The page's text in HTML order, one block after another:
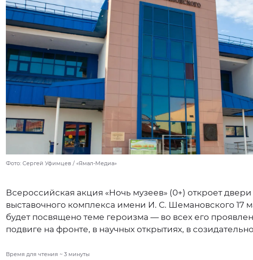
Фото: Сергей Уфимцев / «Ямал-Медиа»
Всероссийская акция «Ночь музеев» (0+) откроет
выставочного комплекса имени И. С. Шемановского 17
будет посвящено теме героизма — во всех его
подвиге на фронте, в научных открытиях, в
Время для чтения ~ 3 минуты